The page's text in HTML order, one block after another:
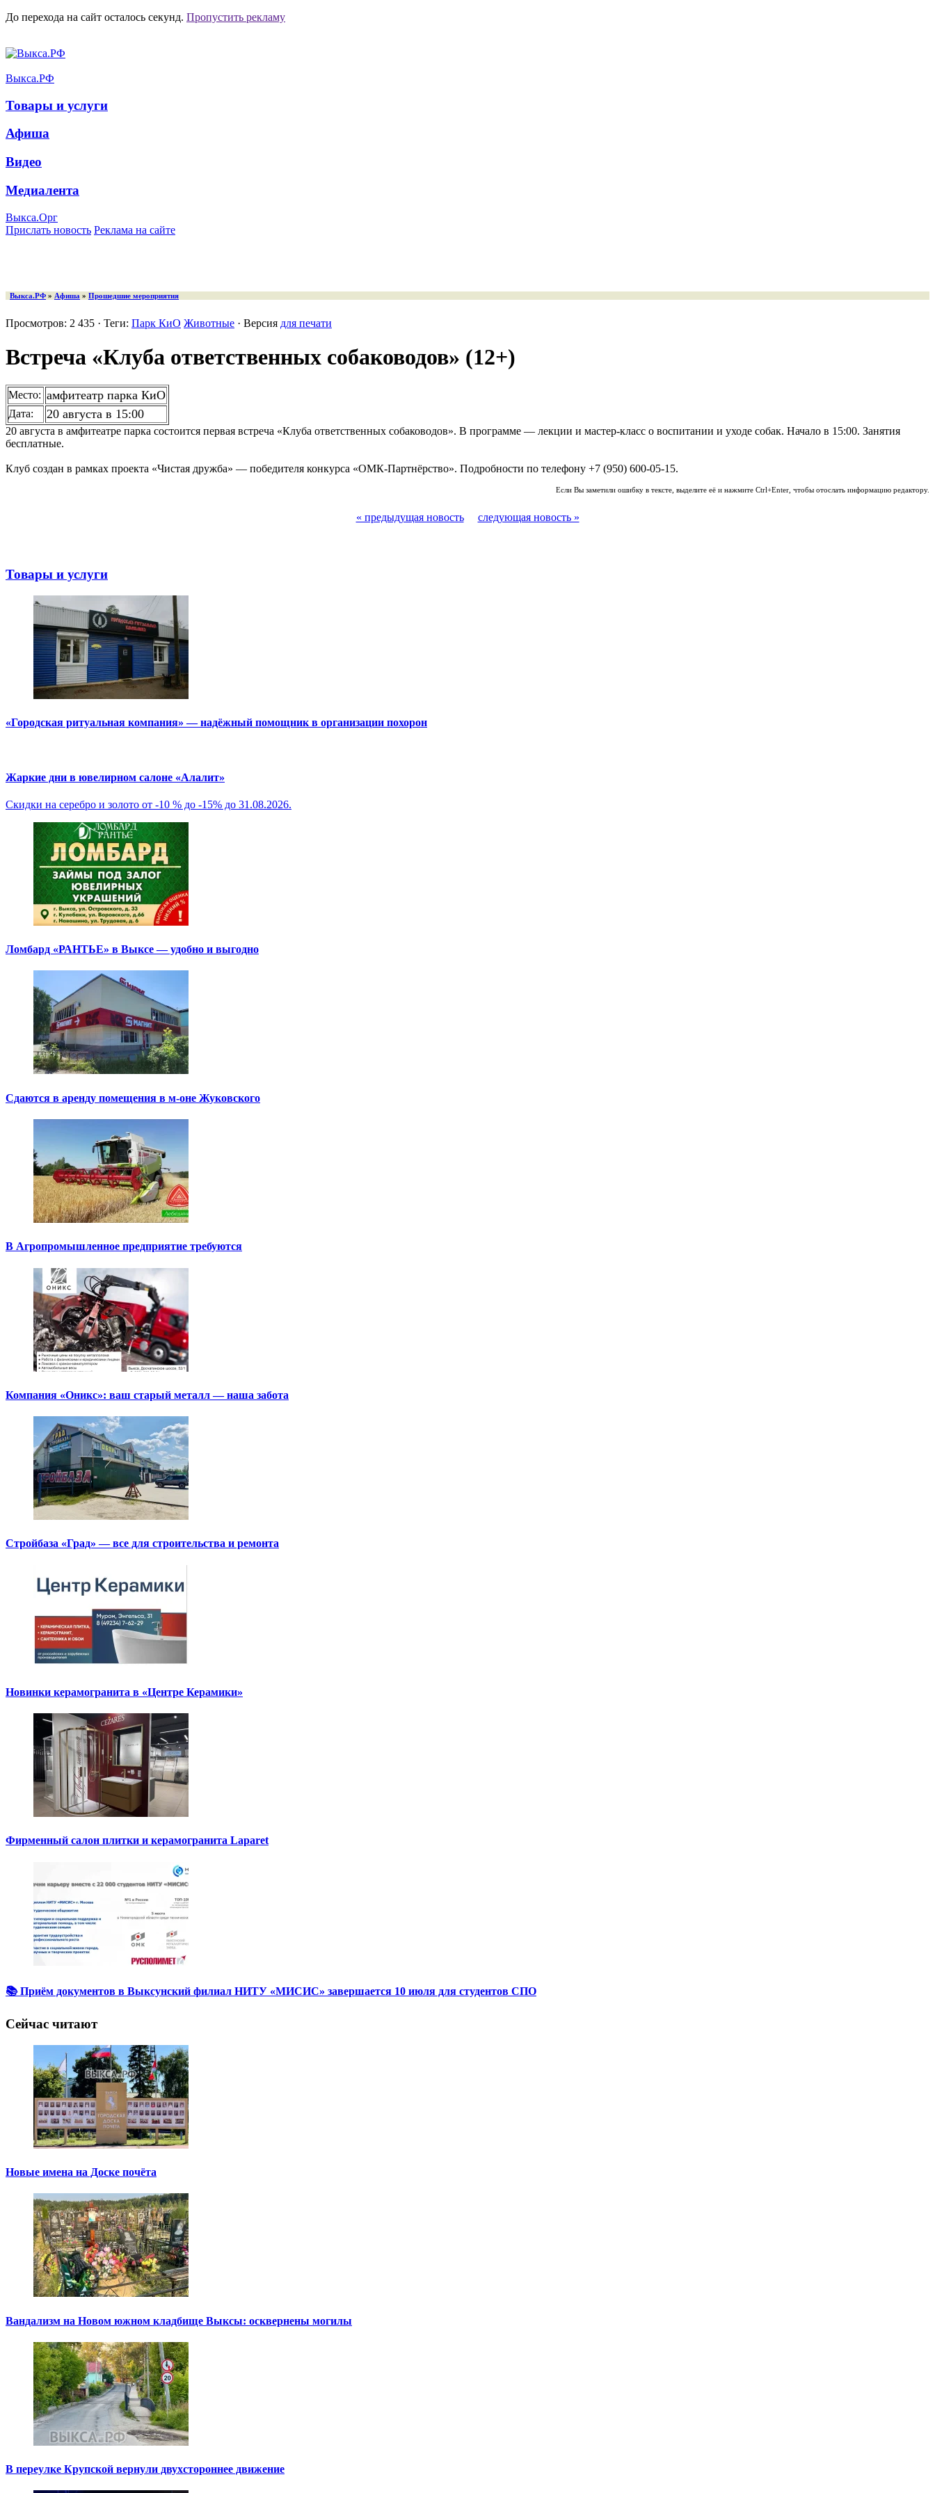
До перехода на сайт осталось секунд. Пропустить рекламу
Выкса.РФ
Товары и услуги
Афиша
Видео
Медиалента
Выкса.Орг
Прислать новость Реклама на сайте
Выкса.РФ » Афиша » Прошедшие мероприятия
Просмотров: 2 435 · Теги: Парк КиО Животные · Версия для печати
Встреча «Клуба ответственных собаководов» (12+)
Место: амфитеатр парка КиО
Дата: 20 августа в 15:00
20 августа в амфитеатре парка состоится первая встреча «Клуба ответственных собаководов». В программе — лекции и мастер-класс о воспитании и уходе собак. Начало в 15:00. Занятия
бесплатные.
Клуб создан в рамках проекта «Чистая дружба» — победителя конкурса «ОМК-Партнёрство». Подробности по телефону +7 (950) 600-05-15.
Если Вы заметили ошибку в тексте, выделите её и нажмите Ctrl+Enter, чтобы отослать информацию редактору.
« предыдущая новость следующая новость »
Товары и услуги
«Городская ритуальная компания» — надёжный помощник в организации похорон
Жаркие дни в ювелирном салоне «Алалит»
Скидки на серебро и золото от -10 % до -15% до 31.08.2026.
Ломбард «РАНТЬЕ» в Выксе — удобно и выгодно
Сдаются в аренду помещения в м-оне Жуковского
В Агропромышленное предприятие требуются
Компания «Оникс»: ваш старый металл — наша забота
Стройбаза «Град» — все для строительства и ремонта
Новинки керамогранита в «Центре Керамики»
Фирменный салон плитки и керамогранита Laparet
📚 Приём документов в Выксунский филиал НИТУ «МИСИС» завершается 10 июля для студентов СПО
Сейчас читают
Новые имена на Доске почёта
Вандализм на Новом южном кладбище Выксы: осквернены могилы
В переулке Крупской вернули двухстороннее движение